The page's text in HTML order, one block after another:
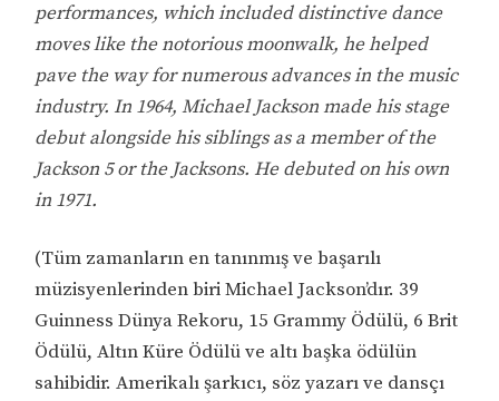
performances, which included distinctive dance
moves like the notorious moonwalk, he helped
pave the way for numerous advances in the music
industry. In 1964, Michael Jackson made his stage
debut alongside his siblings as a member of the
Jackson 5 or the Jacksons. He debuted on his own
in 1971.
(Tüm zamanların en tanınmış ve başarılı
müzisyenlerinden biri Michael Jackson’dır. 39
Guinness Dünya Rekoru, 15 Grammy Ödülü, 6 Brit
Ödülü, Altın Küre Ödülü ve altı başka ödülün
sahibidir. Amerikalı şarkıcı, söz yazarı ve dansçı